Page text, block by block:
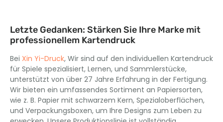
Letzte Gedanken: Stärken Sie Ihre Marke mit
professionellem Kartendruck
Bei Xin Yi-Druck, Wir sind auf den individuellen Kartendruck
für Spiele spezialisiert, Lernen, und Sammlerstücke,
unterstützt von über 27 Jahre Erfahrung in der Fertigung.
Wir bieten ein umfassendes Sortiment an Papiersorten,
wie z. B. Papier mit schwarzem Kern, Spezialoberflächen,
und Verpackungsboxen, um Ihre Designs zum Leben zu